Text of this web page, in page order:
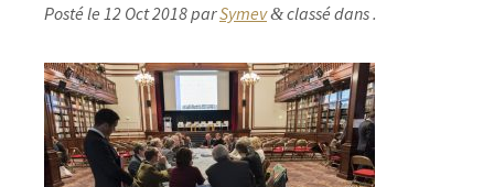
Posté le 12 Oct 2018parSymev&classé dans .